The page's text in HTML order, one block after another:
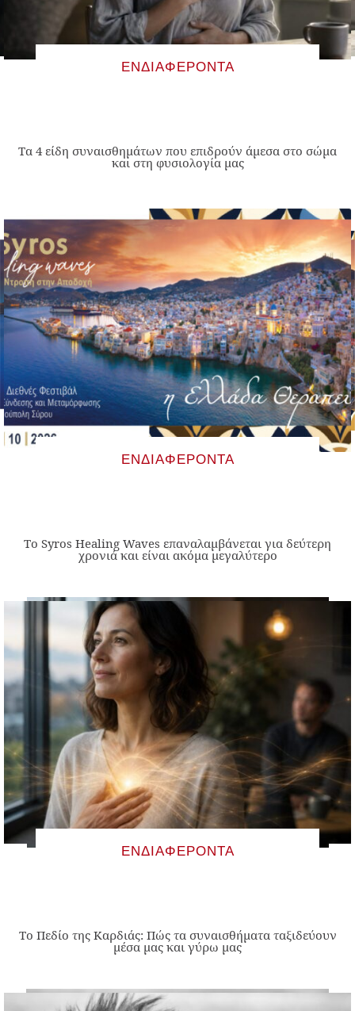
ΕΝΔΙΑΦΈΡΟΝΤΑ
Τα 4 είδη συναισθημάτων που επιδρούν άμεσα στο σώμα
και στη φυσιολογία μας
ΕΝΔΙΑΦΈΡΟΝΤΑ
Το Syros Healing Waves επαναλαμβάνεται για δεύτερη
χρονιά και είναι ακόμα μεγαλύτερο
ΕΝΔΙΑΦΈΡΟΝΤΑ
Το Πεδίο της Καρδιάς: Πώς τα συναισθήματα ταξιδεύουν
μέσα μας και γύρω μας